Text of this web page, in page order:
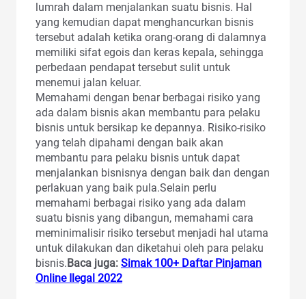
lumrah dalam menjalankan suatu bisnis. Hal
yang kemudian dapat menghancurkan bisnis
tersebut adalah ketika orang-orang di dalamnya
memiliki sifat egois dan keras kepala, sehingga
perbedaan pendapat tersebut sulit untuk
menemui jalan keluar.
Memahami dengan benar berbagai risiko yang
ada dalam bisnis akan membantu para pelaku
bisnis untuk bersikap ke depannya. Risiko-risiko
yang telah dipahami dengan baik akan
membantu para pelaku bisnis untuk dapat
menjalankan bisnisnya dengan baik dan dengan
perlakuan yang baik pula.Selain perlu
memahami berbagai risiko yang ada dalam
suatu bisnis yang dibangun, memahami cara
meminimalisir risiko tersebut menjadi hal utama
untuk dilakukan dan diketahui oleh para pelaku
bisnis. Baca juga: Simak 100+ Daftar Pinjaman
Online Ilegal 2022